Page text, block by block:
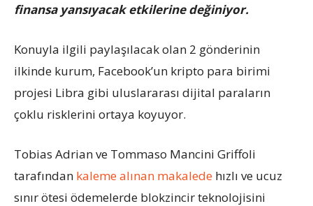
finansa yansıyacak etkilerine değiniyor.
Konuyla ilgili paylaşılacak olan 2 gönderinin
ilkinde kurum, Facebook’un kripto para birimi
projesi Libra gibi uluslararası dijital paraların
çoklu risklerini ortaya koyuyor.
Tobias Adrian ve Tommaso Mancini Griffoli
tarafından kaleme alınan makalede hızlı ve ucuz
sınır ötesi ödemelerde blokzincir teknolojisini